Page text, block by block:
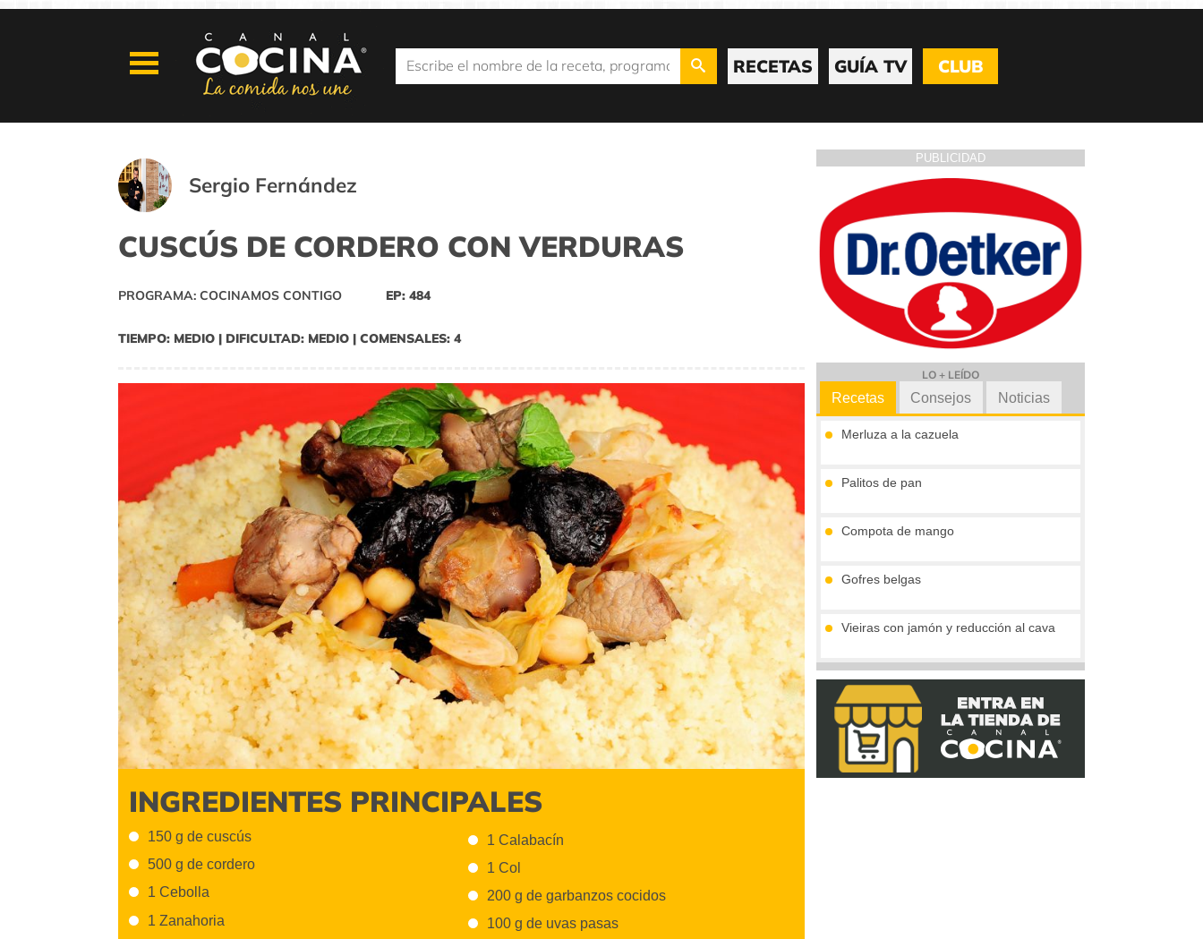
RECETAS GUÍA TV CLUB
Sergio Fernández
CUSCÚS DE CORDERO CON VERDURAS
PROGRAMA: COCINAMOS CONTIGO EP: 484
TIEMPO: MEDIO | DIFICULTAD: MEDIO | COMENSALES: 4
INGREDIENTES PRINCIPALES
150 g de cuscús
500 g de cordero
1 Cebolla
1 Zanahoria
1 Calabacín
1 Col
200 g de garbanzos cocidos
100 g de uvas pasas
PUBLICIDAD
LO + LEÍDO
Recetas
Merluza a la cazuela
Palitos de pan
Compota de mango
Gofres belgas
Vieiras con jamón y reducción al cava
Tronco de chocolate y turrón (sin gluten)
Consejos Noticias